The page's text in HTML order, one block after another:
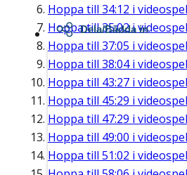
Hoppa till 34:12 i
Hoppa till35:02i
Hoppa till 37:05 i
Hoppa till 38:04i
Hoppa till 43:27 i
Hoppa till 45:29 i
Hoppa till 47:29 i
Hoppa till 49:00 i
Hoppa till 51:02 i
Dela/Bädda in